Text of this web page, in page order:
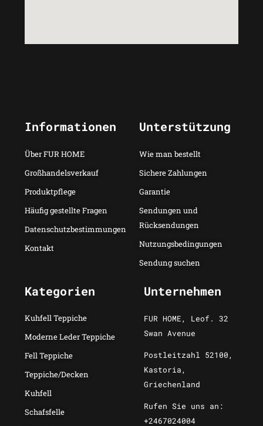
Informationen
Über FUR HOME
Großhandelsverkauf
Produktpflege
Häufig gestellte Fragen
Datenschutzbestimmungen
Kontakt
Unterstützung
Wie man bestellt
Sichere Zahlungen
Garantie
Sendungen und
Rücksendungen
Nutzungsbedingungen
Sendung suchen
Kategorien
Kuhfell Teppiche
Moderne Leder Teppiche
Fell Teppiche
Teppiche/Decken
Kuhfell
Schafsfelle
Unternehmen
FUR HOME, Leof. 32
Swan Avenue
Postleitzahl 52100,
Kastoria,
Griechenland
Rufen Sie uns an:
+2467024004